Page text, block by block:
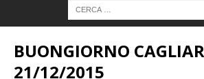
BUONGIORNO
21/12/2015